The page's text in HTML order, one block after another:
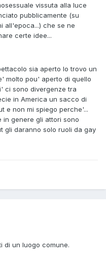
vissuta alla luce
pubblicamente (su
all'epoca...) che se ne
certe idee...
sia aperto lo trovo un
molto pou' aperto di quello
ci sono divergenze tra
in America un sacco di
e non mi spiego perche'...
in genere gli attori sono
gli daranno solo ruoli da gay
di un luogo comune.